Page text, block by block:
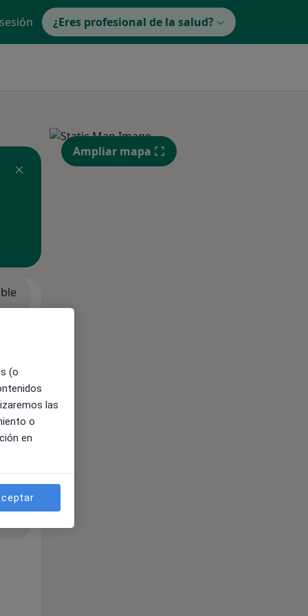
¿Eres profesional de la salud?
Ampliar mapa
(o
las
o
en